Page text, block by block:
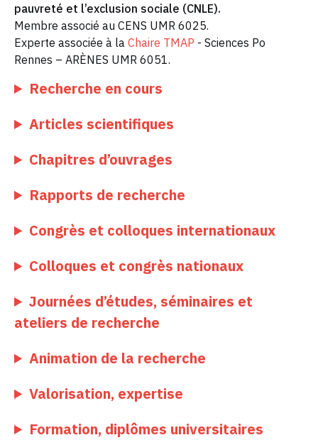
pauvreté et l’exclusion sociale (CNLE).
Membre associé au CENS UMR 6025.
Experte associée à la Chaire TMAP - Sciences Po
Rennes – ARÈNES UMR 6051.
Recherche en cours
Articles scientifiques
Chapitres d’ouvrages
Rapports de recherche
Congrès et colloques internationaux
Colloques et congrès nationaux
Journées d’études, séminaires et
ateliers de recherche
Animation de la recherche
Valorisation, expertise
Formation, diplômes universitaires